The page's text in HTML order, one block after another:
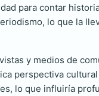
para contar
lo que la
y medios de
perspectiva
lo que influiría